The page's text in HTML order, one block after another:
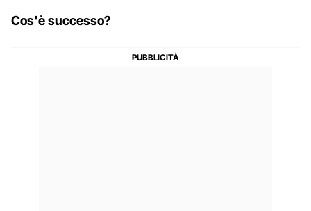
Cos'è successo?